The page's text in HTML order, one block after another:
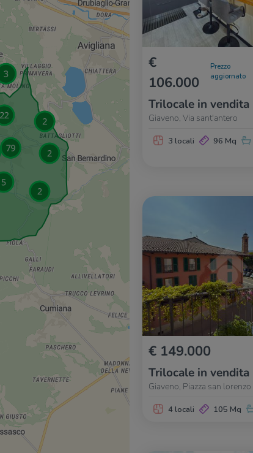
€
106.000
Prezzo
aggiornato
Trilocale in vendita
Giaveno, Via sant'antero
3 locali 96 Mq
€ 149.000
Trilocale in vendita
Giaveno, Piazza san lorenzo
4 locali 105 Mq